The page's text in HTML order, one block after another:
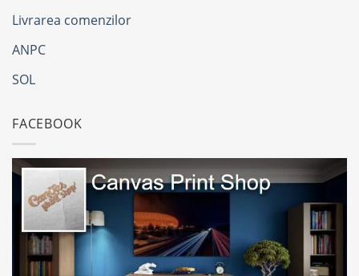
Livrarea comenzilor
ANPC
SOL
FACEBOOK